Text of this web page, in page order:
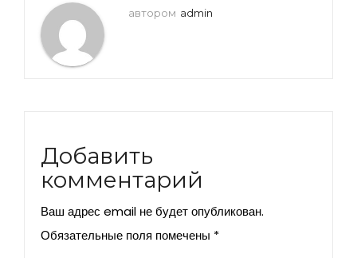
автором admin
Добавить
комментарий
Ваш адрес email не будет опубликован.
Обязательные поля помечены *